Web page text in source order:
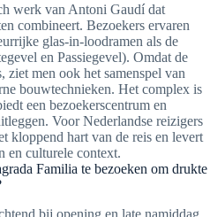
werk van Antoni Gaudí dat
combineert. Bezoekers ervaren
glas-in-loodramen als de
en Passiegevel). Omdat de
men ook het samenspel van
bouwtechnieken. Het complex is
een bezoekerscentrum en
Voor Nederlandse reizigers
kloppend hart van de reis en levert
en culturele context.
Familia te bezoeken om drukte
bij opening en late namiddag